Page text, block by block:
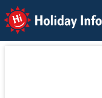
Holiday Info